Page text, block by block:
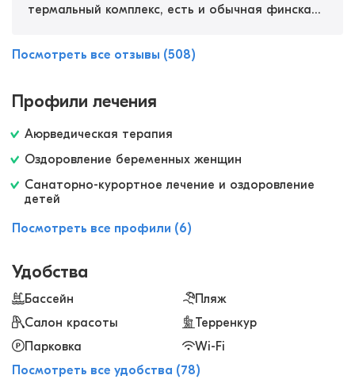
термальный комплекс, есть и обычная финская
общем, разнообразие. Еще у них есть свой
медицинский центр, где можно подлечить спину
лечения тут используют термальные воды, грязи
климат и спортивные занятия. Мне все
понравилось, рекомендую!
Посмотреть все отзывы (508)
Профили лечения
Аюрведическая терапия
Оздоровление беременных женщин
Санаторно-курортное лечение и оздоровление
детей
Посмотреть все профили (6)
Удобства
Бассейн
Пляж
Салон красоты
Терренкур
Парковка
Wi-Fi
Посмотреть все удобства (78)